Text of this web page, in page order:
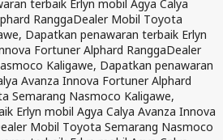
terbaik Erlyn mobil Agya Calya
RanggaDealer Mobil Toyota
Dapatkan penawaran terbaik Erlyn
Fortuner Alphard RanggaDealer
Kaligawe, Dapatkan penawaran
Avanza Innova Fortuner Alphard
Semarang Nasmoco Kaligawe,
Erlyn mobil Agya Calya Avanza Innova
Mobil Toyota Semarang Nasmoco